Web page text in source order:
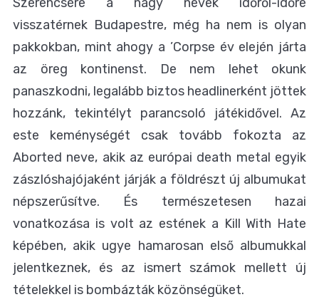
visszatérnek Budapestre, még ha nem is olyan
pakkokban, mint ahogy a ’Corpse év elején járta
az öreg kontinenst. De nem lehet okunk
panaszkodni, legalább biztos headlinerként jöttek
hozzánk, tekintélyt parancsoló játékidővel. Az
este keménységét csak tovább fokozta az
Aborted neve, akik az európai death metal egyik
zászlóshajójaként járják a földrészt új albumukat
népszerűsítve. És természetesen hazai
vonatkozása is volt az estének a Kill With Hate
képében, akik ugye hamarosan első albumukkal
jelentkeznek, és az ismert számok mellett új
tételekkel is bombázták közönségüket.